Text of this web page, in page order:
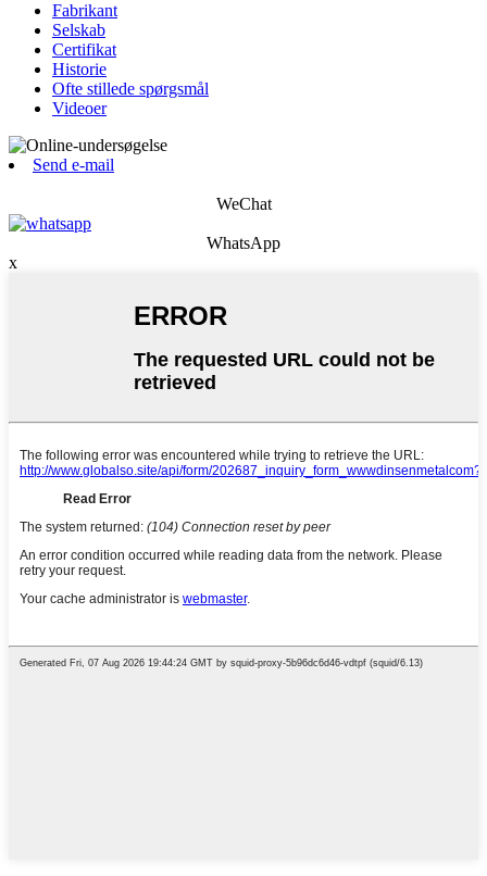
Fabrikant
Selskab
Certifikat
Historie
Ofte stillede spørgsmål
Videoer
Send e-mail
WeChat
WhatsApp
x